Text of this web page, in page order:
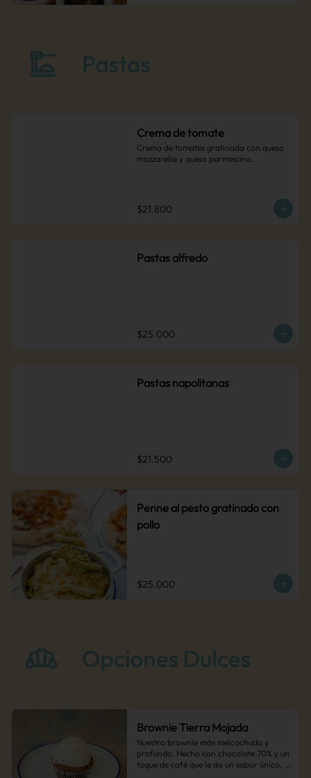
Crema de tomate
Crema de tomates gratinada con queso
mozzarella y queso parmesano.
$21.800
Pastas alfredo
$25.000
Pastas napolitanas
$21.500
Penne al pesto gratinado con
pollo
$25.000
Brownie Tierra Mojada
Nuestro brownie más melcochudo y
profundo. Hecho con chocolate 70% y un
toque de café que le da un sabor único,